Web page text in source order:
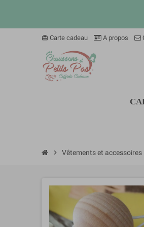
card_giftcard Carte cadeau A propos
chevron_right Vêtements et accessoires